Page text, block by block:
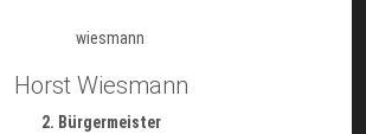
Horst Wiesmann
2. Bürgermeister